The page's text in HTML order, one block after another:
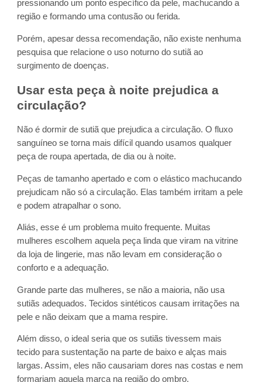
pressionando um ponto específico da pele, machucando a
região e formando uma contusão ou ferida.
Porém, apesar dessa recomendação, não existe nenhuma
pesquisa que relacione o uso noturno do sutiã ao
surgimento de doenças.
Usar esta peça à noite prejudica a
circulação?
Não é dormir de sutiã que prejudica a circulação. O fluxo
sanguíneo se torna mais difícil quando usamos qualquer
peça de roupa apertada, de dia ou à noite.
Peças de tamanho apertado e com o elástico machucando
prejudicam não só a circulação. Elas também irritam a pele
e podem atrapalhar o sono.
Aliás, esse é um problema muito frequente. Muitas
mulheres escolhem aquela peça linda que viram na vitrine
da loja de lingerie, mas não levam em consideração o
conforto e a adequação.
Grande parte das mulheres, se não a maioria, não usa
sutiãs adequados. Tecidos sintéticos causam irritações na
pele e não deixam que a mama respire.
Além disso, o ideal seria que os sutiãs tivessem mais
tecido para sustentação na parte de baixo e alças mais
largas. Assim, eles não causariam dores nas costas e nem
formariam aquela marca na região do ombro.